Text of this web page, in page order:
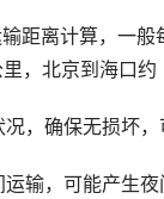
距离计算，一
，北京到海口约
，确保无损坏，
输，可能产生夜